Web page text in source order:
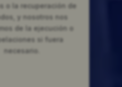
o la recuperación de
y nosotros nos
de la ejecución o
si fuera
necesario.